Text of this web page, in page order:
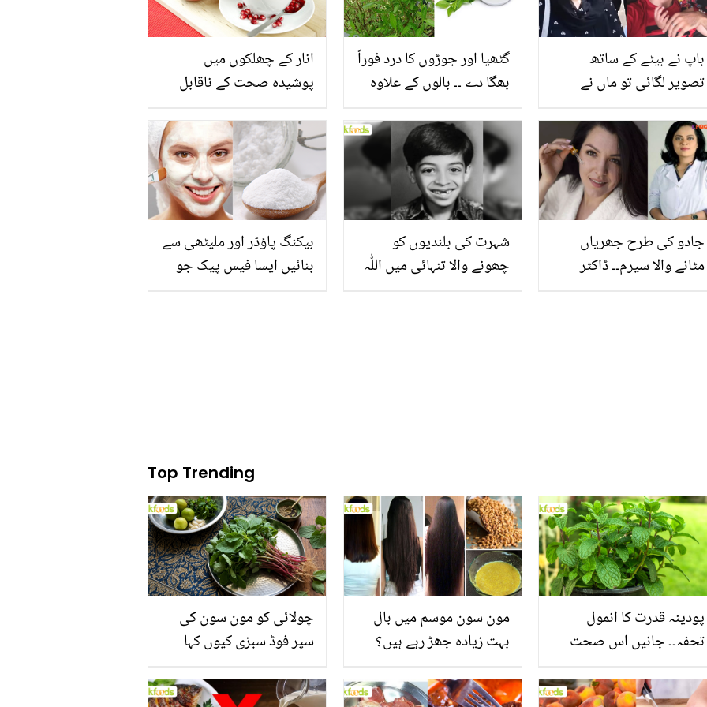
انار کے چھلکوں میں
پوشیدہ صحت کے ناقابل
گٹھیا اور جوڑوں کا درد فوراً
بھگا دے ۔۔ بالوں کے علاوہ
حیران کن فائدے جسے جان
کر آج ہی یہ پودا گھر لے
آئیں گے
باپ نے بیٹے کے ساتھ
تصویر لگائی تو ماں نے
عدالت نے فیروز خان اور
علیزے کے بچوں کا کیا
فیصلہ سنایا؟
بیکنگ پاؤڈر اور ملیٹھی سے
بنائیں ایسا فیس پیک جو
شہرت کی بلندیوں کو
چھونے والا تنہائی میں اللّٰہ
جادو کی طرح جھریاں
مٹانے والا سیرم۔۔ ڈاکٹر
Top Trending
چولائی کو مون سون کی
سپر فوڈ سبزی کیوں کہا
منرلز اور اینٹی آکسیڈنٹس
مون سون موسم میں بال
بہت زیادہ جھڑ رہے ہیں؟
بنانے کے چند قدرتی طریقے
پودینہ قدرت کا انمول
تحفہ۔۔ جانیں اس صحت
انگیز طبی فوائد